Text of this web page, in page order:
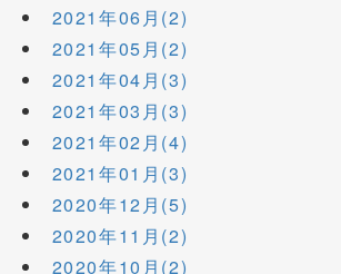
2021年06月(2)
2021年05月(2)
2021年04月(3)
2021年03月(3)
2021年02月(4)
2021年01月(3)
2020年12月(5)
2020年11月(2)
2020年10月(2)